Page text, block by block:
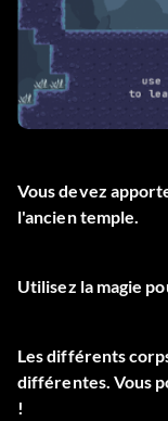
Vous devez
l'ancien temple.
Utilisez la magie
Les différents
différentes. Vous
!